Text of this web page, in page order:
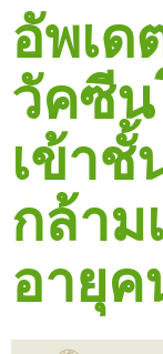
อัพเ
วัคซี
เข้า
กล้าม
อายุ